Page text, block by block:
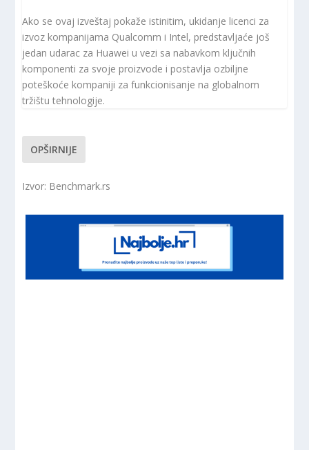
Ako se ovaj izveštaj pokaže istinitim, ukidanje licenci za
izvoz kompanijama Qualcomm i Intel, predstavljaće još
jedan udarac za Huawei u vezi sa nabavkom ključnih
komponenti za svoje proizvode i postavlja ozbiljne
poteškoće kompaniji za funkcionisanje na globalnom
tržištu tehnologije.
OPŠIRNIJE
Izvor: Benchmark.rs